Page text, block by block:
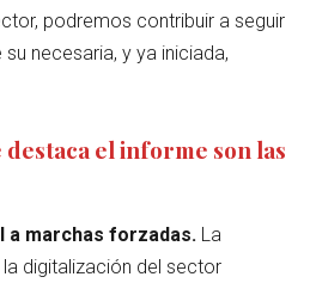
podremos contribuir a seguir
necesaria, y ya iniciada,
el informe son las
marchas forzadas. La
digitalización del sector